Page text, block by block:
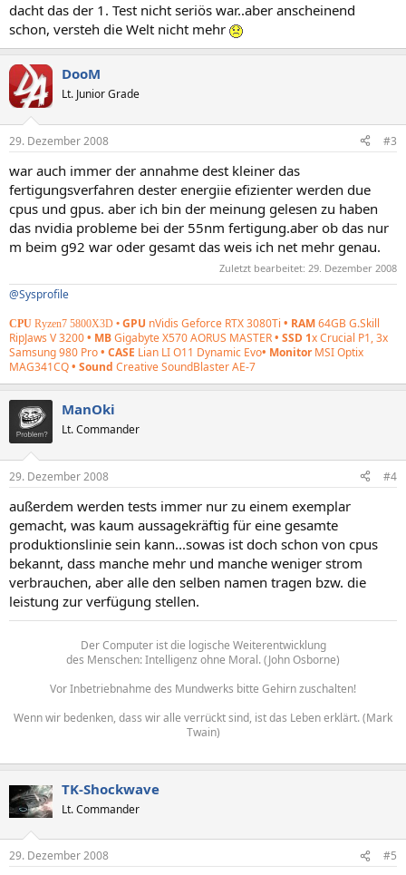
dacht das der 1. Test nicht seriös war..aber anscheinend
schon, versteh die Welt nicht mehr
DooM
Lt. Junior Grade
29. Dezember 2008 #3
war auch immer der annahme dest kleiner das
fertigungsverfahren dester energiie efizienter werden due
cpus und gpus. aber ich bin der meinung gelesen zu haben
das nvidia probleme bei der 55nm fertigung.aber ob das nur
m beim g92 war oder gesamt das weis ich net mehr genau.
Zuletzt bearbeitet: 29. Dezember 2008
@Sysprofile
CPU Ryzen7 5800X3D • GPU nVidis Geforce RTX 3080Ti • RAM64GB G.Skill
RipJaws V 3200• MBGigabyte X570 AORUS MASTER• SSD 1x Crucial P1, 3x
Samsung 980 Pro• CASE Lian LI O11 Dynamic Evo• MonitorMSI Optix
MAG341CQ• Sound Creative SoundBlaster AE-7
ManOki
Lt. Commander
29. Dezember 2008 #4
außerdem werden tests immer nur zu einem exemplar
gemacht, was kaum aussagekräftig für eine gesamte
produktionslinie sein kann...sowas ist doch schon von cpus
bekannt, dass manche mehr und manche weniger strom
verbrauchen, aber alle den selben namen tragen bzw. die
leistung zur verfügung stellen.
Der Computer ist die logische Weiterentwicklung
des Menschen: Intelligenz ohne Moral. (John Osborne)
Vor Inbetriebnahme des Mundwerks bitte Gehirn zuschalten!
Wenn wir bedenken, dass wir alle verrückt sind, ist das Leben erklärt. (Mark
Twain)
TK-Shockwave
Lt. Commander
29. Dezember 2008 #5